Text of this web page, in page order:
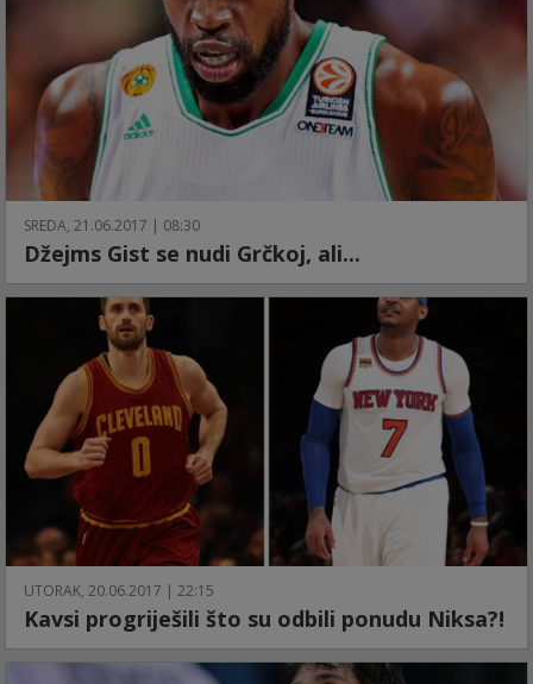
SREDA, 21.06.2017 | 08:30
Džejms Gist se nudi Grčkoj, ali...
UTORAK, 20.06.2017 | 22:15
Kavsi progriješili što su odbili ponudu Niksa?!